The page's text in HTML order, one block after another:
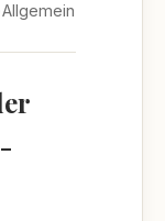
Allgemein